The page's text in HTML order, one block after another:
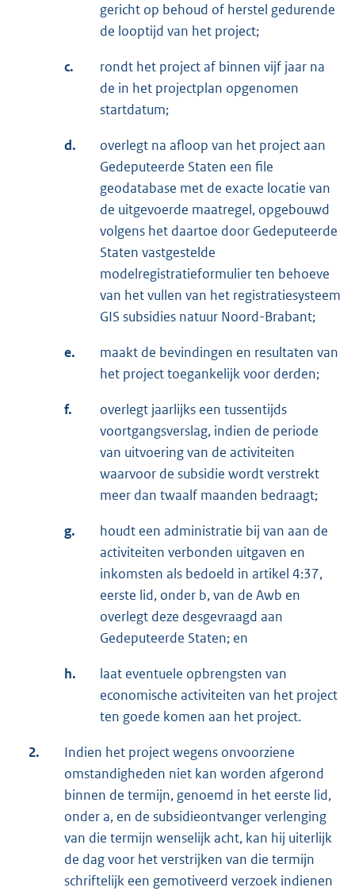
gericht op behoud of herstel gedurende
de looptijd van het project;
c.
rondt het project af binnen vijf jaar na
de in het projectplan opgenomen
startdatum;
d.
overlegt na afloop van het project aan
Gedeputeerde Staten een file
geodatabase met de exacte locatie van
de uitgevoerde maatregel, opgebouwd
volgens het daartoe door Gedeputeerde
Staten vastgestelde
modelregistratieformulier ten behoeve
van het vullen van het registratiesysteem
GIS subsidies natuur Noord-Brabant;
e.
maakt de bevindingen en resultaten van
het project toegankelijk voor derden;
f.
overlegt jaarlijks een tussentijds
voortgangsverslag, indien de periode
van uitvoering van de activiteiten
waarvoor de subsidie wordt verstrekt
meer dan twaalf maanden bedraagt;
g.
houdt een administratie bij van aan de
activiteiten verbonden uitgaven en
inkomsten als bedoeld in artikel 4:37,
eerste lid, onder b, van de Awb en
overlegt deze desgevraagd aan
Gedeputeerde Staten; en
h.
laat eventuele opbrengsten van
economische activiteiten van het project
ten goede komen aan het project.
2.
Indien het project wegens onvoorziene
omstandigheden niet kan worden afgerond
binnen de termijn, genoemd in het eerste lid,
onder a, en de subsidieontvanger verlenging
van die termijn wenselijk acht, kan hij uiterlijk
de dag voor het verstrijken van die termijn
schriftelijk een gemotiveerd verzoek indienen